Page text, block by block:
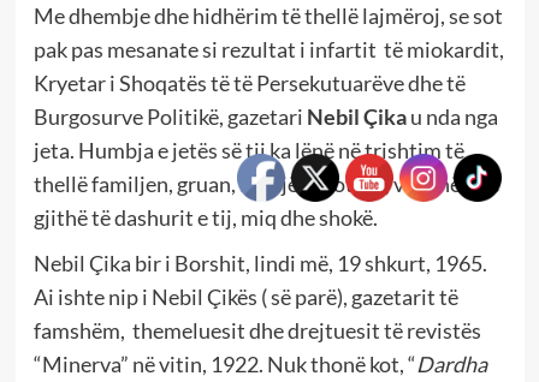
Me dhembje dhe hidhërim të thellë lajmëroj, se sot
pak pas mesanate si rezultat i infartit të miokardit,
Kryetar i Shoqatës të të Persekutuarëve dhe të
Burgosurve Politikë, gazetari Nebil Çikau nda nga
jeta. Humbja e jetës së tij ka lënë në trishtim të
thellë familjen, gruan, fëmijët, motrën, vëllanë dhe
gjithë të dashurit e tij, miq dhe shokë.
Nebil Çika bir i Borshit, lindi më, 19 shkurt, 1965.
Ai ishte nip i Nebil Çikës ( së parë), gazetarit të
famshëm, themeluesit dhe drejtuesit të revistës
“Minerva” në vitin, 1922. Nuk thonë kot, “Dardha